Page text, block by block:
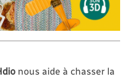
nous aide à chasser la